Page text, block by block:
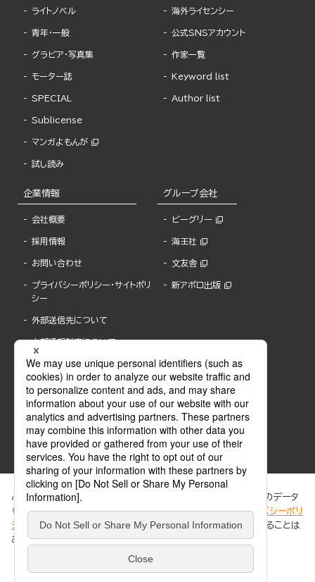
ライトノベル
青年・一般
グラビア・写真集
モーター誌
SPECIAL
Sublicense
マンガよもんが
試し読み
海外ライセンシー
公式SNSアカウント
作家一覧
Keyword list
Author list
企業情報
会社概要
採用情報
お問い合わせ
プライバシーポリシー・サイトポリ
シー
外部送信先について
内部通報制度について
グループ会社
ビーグリー
海王社
文友舎
新アポロ出版
ABJマークは、この電子書店・電子書籍配信サービスが、著作権者からコンテンツ使用許諾を
得た正規版配信サービスであることを示す登録商標(登録番号 第6091713号)です。
ABJマークの詳細、ABJマークを掲示しているサービスの一覧はこちら。
ぶんか社が運営するサイトでは、利便性向上のためにCookie等のデータ
を使用しています。 当社のCookieについての詳細は、「プライバシーポリ
シー
」をご覧ください。当サイトでは、訪問者の個人情報を追跡することは
ありません。